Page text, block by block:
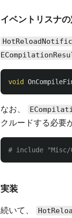
イベントリスナ
void
なお、
クルードする必要
実装
続いて、